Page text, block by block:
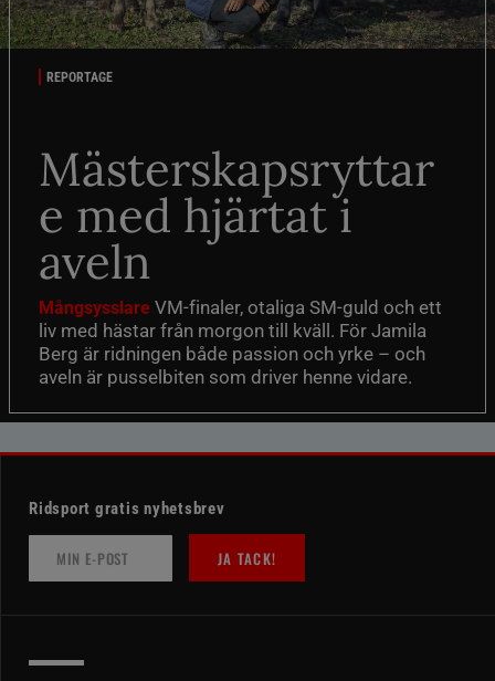
REPORTAGE
Mästerskapsryttar
e med hjärtat i
aveln
Mångsysslare VM-finaler, otaliga SM-guld och ett
liv med hästar från morgon till kväll. För Jamila
Berg är ridningen både passion och yrke – och
aveln är pusselbiten som driver henne vidare.
Ridsport gratis nyhetsbrev
JA TACK!